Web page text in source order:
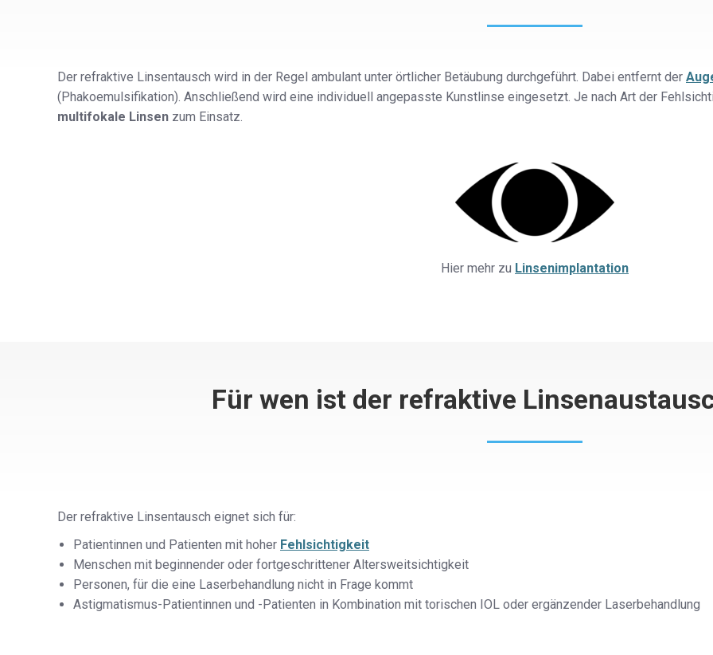
Der refraktive Linsentausch wird in der Regel ambulant unter örtlicher Betäubung durchgeführt. Dabei entfernt der
(Phakoemulsifikation). Anschließend wird eine individuell angepasste Kunstlinse eingesetzt. Je nach Art der
multifokale Linsen zum Einsatz.
Hier mehr zu Linsenimplantation
Für wen ist der refraktive
Der refraktive Linsentausch eignet sich für:
Patientinnen und Patienten mit hoher Fehlsichtigkeit
Menschen mit beginnender oder fortgeschrittener Altersweitsichtigkeit
Personen, für die eine Laserbehandlung nicht in Frage kommt
Astigmatismus-Patientinnen und -Patienten in Kombination mit torischen IOL oder ergänzender Laserbehandlung